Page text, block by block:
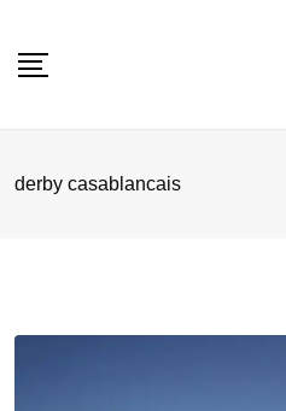
derby casablancais